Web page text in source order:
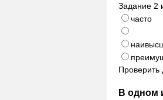
Задание 2
часто
Проверить
В одном